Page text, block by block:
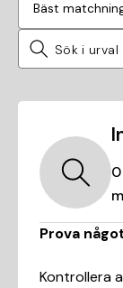
Bäst
0
Prova
Kontrollera